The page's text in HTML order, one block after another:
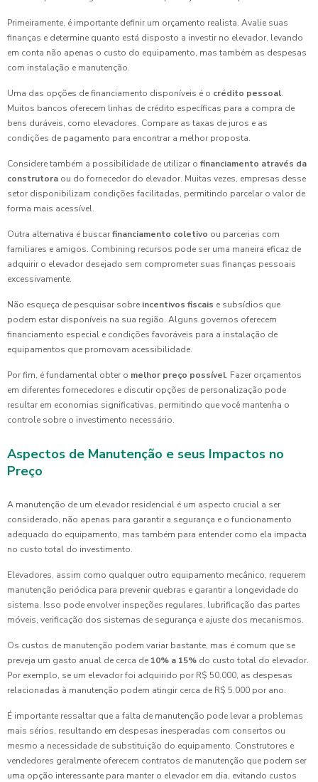
Primeiramente, é importante definir um orçamento realista. Avalie suas
finanças e determine quanto está disposto a investir no elevador, levando
em conta não apenas o custo do equipamento, mas também as despesas
com instalação e manutenção.
Uma das opções de financiamento disponíveis é o crédito pessoal.
Muitos bancos oferecem linhas de crédito específicas para a compra de
bens duráveis, como elevadores. Compare as taxas de juros e as
condições de pagamento para encontrar a melhor proposta.
Considere também a possibilidade de utilizar o financiamento através da
construtora ou do fornecedor do elevador. Muitas vezes, empresas desse
setor disponibilizam condições facilitadas, permitindo parcelar o valor de
forma mais acessível.
Outra alternativa é buscarfinanciamento coletivo ou parcerias com
familiares e amigos. Combining recursos pode ser uma maneira eficaz de
adquirir o elevador desejado sem comprometer suas finanças pessoais
excessivamente.
Não esqueça de pesquisar sobre incentivos fiscais e subsídios que
podem estar disponíveis na sua região. Alguns governos oferecem
financiamento especial e condições favoráveis para a instalação de
equipamentos que promovam acessibilidade.
Por fim, é fundamental obter o melhor preço possível. Fazer orçamentos
em diferentes fornecedores e discutir opções de personalização pode
resultar em economias significativas, permitindo que você mantenha o
controle sobre o investimento necessário.
Aspectos de Manutenção e seus Impactos no
Preço
A manutenção de um elevador residencial é um aspecto crucial a ser
considerado, não apenas para garantir a segurança e o funcionamento
adequado do equipamento, mas também para entender como ela impacta
no custo total do investimento.
Elevadores, assim como qualquer outro equipamento mecânico, requerem
manutenção periódica para prevenir quebras e garantir a longevidade do
sistema. Isso pode envolver inspeções regulares, lubrificação das partes
móveis, verificação dos sistemas de segurança e ajuste dos mecanismos.
Os custos de manutenção podem variar bastante, mas é comum que se
preveja um gasto anual de cerca de 10% a 15% do custo total do elevador.
Por exemplo, se um elevador foi adquirido por R$ 50.000, as despesas
relacionadas à manutenção podem atingir cerca de R$ 5.000 por ano.
É importante ressaltar que a falta de manutenção pode levar a problemas
mais sérios, resultando em despesas inesperadas com consertos ou
mesmo a necessidade de substituição do equipamento. Construtores e
vendedores geralmente oferecem contratos de manutenção que podem ser
uma opção interessante para manter o elevador em dia, evitando custos